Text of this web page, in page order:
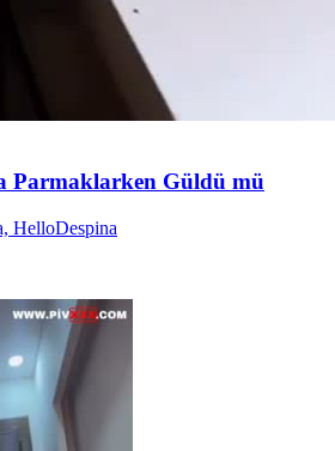
Parmaklarken Güldü mü
HelloDespina